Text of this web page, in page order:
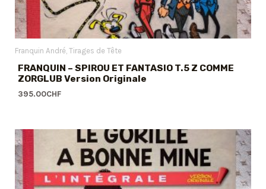
Franquin André Tirages de Tête
FRANQUIN – SPIROU ET FANTASIO T.5 Z COMME
ZORGLUB Version Originale
395.00CHF